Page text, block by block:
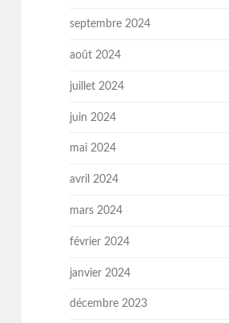
septembre 2024
août 2024
juillet 2024
juin 2024
mai 2024
avril 2024
mars 2024
février 2024
janvier 2024
décembre 2023